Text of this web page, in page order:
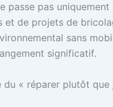
passe pas
et de projets de
sans
significatif.
du « réparer plutôt que